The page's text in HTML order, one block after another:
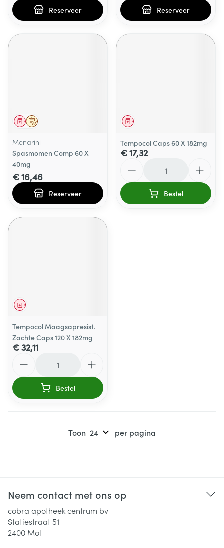
Reserveer Reserveer
Op voorschrift
Geneesmiddel
Menarini
Spasmomen Comp 60 X
40mg
€ 16,46
Reserveer
Geneesmiddel
Tempocol Caps 60 X 182mg
€ 17,32
Bestel
Geneesmiddel
Tempocol Maagsapresist.
Zachte Caps 120 X 182mg
€ 32,11
Bestel
Toon per pagina
Neem contact met ons op
cobra apotheek centrum bv
Statiestraat 51
2400 Mol